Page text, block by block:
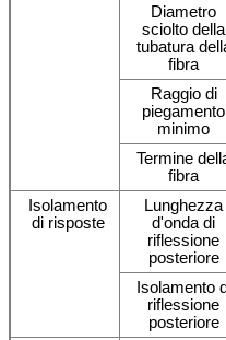
Diametro
sciolto della
tubatura
fibra
Raggio di
piegamento
minimo
Termine
fibra
Isolamento
di risposte
Lunghezza
d'onda di
riflessione
posteriore
Isolamento
riflessione
posteriore